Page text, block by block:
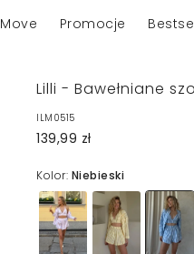
Move Promocje
Lilli - Bawełniane
ILM0515
139,99 zł
Kolor: Niebieski